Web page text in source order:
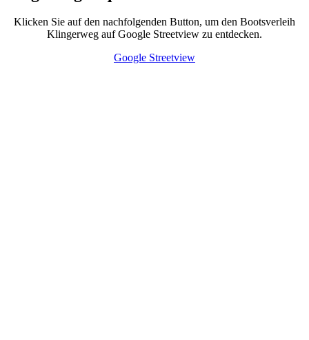
Klicken Sie auf den nachfolgenden Button, um den Bootsverleih
Klingerweg auf Google Streetview zu entdecken.
Google Streetview